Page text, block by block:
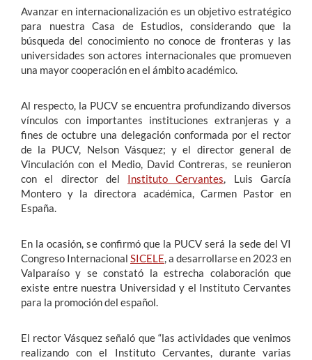
Avanzar en internacionalización es un objetivo estratégico
para nuestra Casa de Estudios, considerando que la
búsqueda del conocimiento no conoce de fronteras y las
universidades son actores internacionales que promueven
una mayor cooperación en el ámbito académico.
Al respecto, la PUCV se encuentra profundizando diversos
vínculos con importantes instituciones extranjeras y a
fines de octubre una delegación conformada por el rector
de la PUCV, Nelson Vásquez; y el director general de
Vinculación con el Medio, David Contreras, se reunieron
con el director del Instituto Cervantes, Luis García
Montero y la directora académica, Carmen Pastor en
España.
En la ocasión, se confirmó que la PUCV será la sede del VI
Congreso Internacional SICELE, a desarrollarse en 2023 en
Valparaíso y se constató la estrecha colaboración que
existe entre nuestra Universidad y el Instituto Cervantes
para la promoción del español.
El rector Vásquez señaló que “las actividades que venimos
realizando con el Instituto Cervantes, durante varias